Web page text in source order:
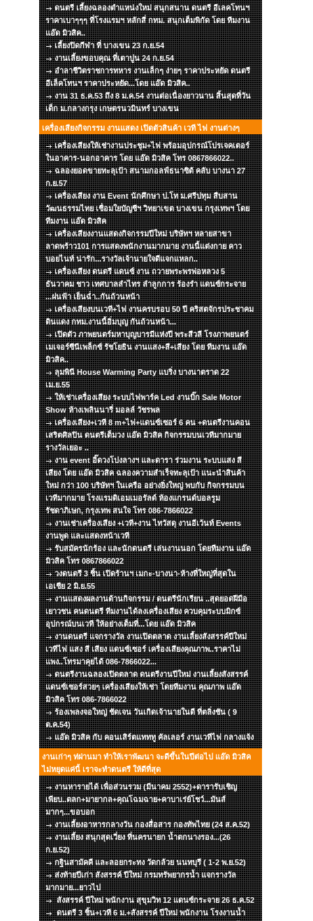
ดนตรี เลี้ยงฉลองตำแหน่งใหม่ สนุกสนาน ดนตรี อีเลคโทนฯ
ราคาเบาๆๆๆ ที่โรงแรมฯ หลักสี่ กทม. สนุกเต็มพิกัด โดย ทีมงาน
แอ๊ด มิวสิค..
เลี้ยงปิดกีฬา ที่ บางเขน 23 ก.ย.54
งานเลี้ยงขอบคุณ ที่เตาปูน 24 ก.ย.54
อำลาชีวิตราชการทหาร งานเล็กๆ ง่ายๆ ราคาประหยัด ดนตรี
อีเล็คโทนฯ ราคาประหยัด...โดย แอ๊ด มิวสิค..
งาน 31 ธ.ค.53 ถึง 8 ม.ค.54 งานต่อเนื่องยาวนาน สิ้นสุดที่วัน
เด็ก ม.กลางกรุง เกษตรนวมินทร์ บางเขน
เครื่องเสียงกิจกรรม งานแสดง เปิดตัวสินค้า เวที ไฟ งานต่างๆ
เครื่องเสียงให้เช่างานประชุม+ไฟ พร้อมอุปกรณ์โปรเจคเตอร์
ในอาคาร-นอกอาคาร โดย แอ๊ด มิวสิค โทร 0867866022..
ฉลองยอดขายทะลุเป้า สนามกอลฟ์ธนาซิต้ คลับ บางนา 27
ก.ย.57
เครื่องเสียง งาน Event นักศึกษา ป.โท ม.ศรีปทุม สืบสาน
วัฒนธรรมไทย เชื่อมใยบัญชีฯ วิทยาเขต บางเขน กรุงเทพฯ โดย
ทีมงาน แอ๊ด มิวสิค
เครื่องเสียงงานแสดงกิจกรรมปีใหม่ บริษัทฯ หลายสาขา
ลาดพร้าว101 การแสดงพนักงานมากมาย งานนี้แต่งกาย คาว
บอยไนท์ น่ารัก...รางวัลเจ้านายใจดีแจกแหลก..
เครื่องเสียง ดนตรี แดนซ์ งาน ถวายพระพรพ่อหลวง 5
ธันวาคม ชาว เทศบาลลำไทร ลำลูกการ ร้องรำ แดนซ์กระจาย
...ฝนฟ้า เย็นฉ่ำ..กันถ้วนหน้า
เครื่องเสียงบนเวที+ไฟ งานครบรอบ 50 ปี คริสตจักรประชาคม
ดินแดง กทม.งานนี้อิ่มบุญ กันถ้วนหน้า...
เปิดตัว ภาพยนตร์มหาบุญบารมีแห่งปี พระสีวลี โรงภาพยนตร์
เมเจอร์ซีนีเพล็กซ์ รัชโยธิน งานแสง+สี+เสียง โดย ทีมงาน แอ๊ด
มิวสิค..
ลุมพินี House Warming Party แบริ่ง บางนาตราด 22
เม.ย.55
ให้เช่าเครื่องเสียง ระบบไฟพาร์ค Led งานบิ๊ก Sale Motor
Show ห้างเพลินนารี่ มอลล์ วัชรพล
เครื่องเสียง+เวที 8 m+ไฟ+แดนซ์เซอร์ 6 คน +ดนตรีงานคอน
เสริตศิลปิน ดนตรีเต็มวง แอ๊ด มิวสิค กิจกรรมบนเวทีมากมาย
รางวัลเยอะ ..
งาน event อิ๊ดวงโปงลางฯ และดารา ร่วมงาน ระบบแสง สี
เสียง โดย แอ๊ด มิวสิค ฉลองความสำเร็จทะลุเป้า แนะนำสินค้า
ใหม่ กว่า 100 บริษัทฯ ในเครือ อย่างยิ่งใหญ่ พบกับ กิจกรรมบน
เวทีมากมาย โรงแรมดิเอมเมอรัลด์ ห้องแกรนด์บอลรูม
รัชดาภิเษก, กรุงเทพ สนใจ โทร 086-7866022
งานเช่าเครื่องเสียง +เวที+งาน ไทวัสดุ งานอีเว้นท์ Events
งานพูด และแสดงหน้าเวที
รับสมัครนักร้อง และนักดนตรี เล่นงานนอก โดยทีมงาน แอ๊ด
มิวสิค โทร 0867866022
วงดนตรี 3 ชิ้น เปิดร้านฯ เมกะ-บางนา-ห้างที่ใหญ่ที่สุดใน
เอเชีย 2 มิ.ย.55
งานแสดงผลงานด้านกิจกรรม / ดนตรีนักเรียน ..สุดยอดฝีมือ
เยาวชน คนดนตรี ทีมงานได้ลงเครื่องเสียง ควบคุมระบบมิกซ์
อุปกรณ์บนเวที ให้อย่างเต็มที่...โดย แอ๊ด มิวสิค
งานดนตรี แจกรางวัล งานเปิดตลาด งานเลี้ยงสังสรรค์ปีใหม่
เวทีไฟ แสง สี เสียง แดนซ์เซอร์ เครื่องเสียงคุณภาพ..ราคาไม่
แพง..โทรมาคุยได้ 086-7866022...
ดนตรีงานฉลองเปิดตลาด ดนตรีงานปีใหม่ งานเลี้ยงสังสรรค์
แดนซ์เซอร์สวยๆ เครื่องเสียงให้เช่า โดยทีมงาน คุณภาพ แอ๊ด
มิวสิค โทร 086-7866022
ร้องเพลงจอใหญ่ ชัดเจน วันเกิดเจ้านายในดี ที่ตลิ่งชัน ( 9
ต.ค.54)
แอ๊ด มิวสิค กับ คอนเสิร์ตแทททู คัลเลอร์ งานเวทีไฟ กลางแจ้ง
งานเก่าๆ ท่ผ่านมา ทำให้เราพัฒนา จะดีขึ้นในปีต่อไป แอ๊ด มิวสิค
ไม่หยุดแค่นี้ เราจะทำดนตรี ให้ดีที่สุด
งานหารายได้ เพื่อส่วนรวม (มีนาคม 2552)+ดารารับเชิญ
เพียบ..ตลก+มายากล+คุณโฉมฉาย+คาบาเร่ย์โชว์...มันส์
มากๆ...ขอบอก
งานเลี้ยงอาหารกลางวัน กองสื่อสาร กองทัพไทย (24 ส.ค.52)
งานเลี้ยง สนุกสุดเวี่ยง ที่นครนายก น้ำตกนางรอง...(26
ก.ย.52)
กฐินสามัคคี และลอยกระทง วัดกล้วย นนทบุรี ( 1-2 พ.ย.52)
ส่งท้ายปีเก่า สังสรรค์ ปีใหม่ กรมทรัพยากรน้ำ แจกรางวัล
มากมาย...ยาวไป
สังสรรค์ ปีใหม่ พนักงาน สุขุมวิท 12 แดนซ์กระจาย 26 ธ.ค.52
ดนตรี 3 ชิ้น+เวที 6 ม.+สังสรรค์ ปีใหม่ พนักงาน โรงงานน้ำ